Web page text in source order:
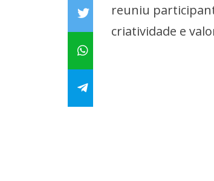
reuniu
criatividade e